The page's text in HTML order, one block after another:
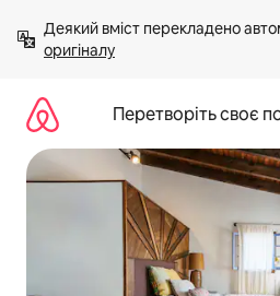
вмісту
Деякий вміст перекладено
оригіналу
Перетворіть своє